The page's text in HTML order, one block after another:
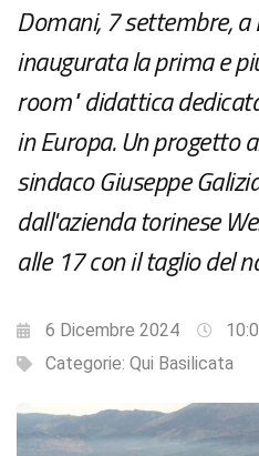
Domani, 7 settembre,
inaugurata la prima e
room" didattica
in Europa. Un progetto
sindaco Giuseppe
dall'azienda torinese
alle 17 con il taglio del
6 Dicembre 2024
Categorie: Qui Basilicata